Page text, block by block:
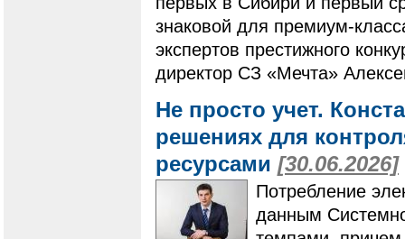
знаковой для премиум-
экспертов престижного
директор СЗ «Мечта»
Не просто учет.
решениях для
ресурсами [30.06.2026]
Потребление
данным